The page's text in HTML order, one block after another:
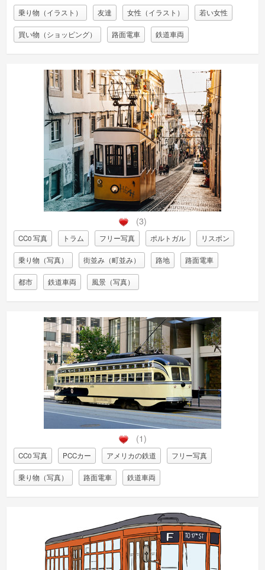
乗り物（イラスト） 友達 女性（イラスト） 若い女性
買い物（ショッピング） 路面電車 鉄道車両
(3)
CC0 写真 トラム フリー写真 ポルトガル リスボン
乗り物（写真） 街並み（町並み） 路地 路面電車
都市 鉄道車両 風景（写真）
(1)
CC0 写真 PCCカー アメリカの鉄道 フリー写真
乗り物（写真） 路面電車 鉄道車両